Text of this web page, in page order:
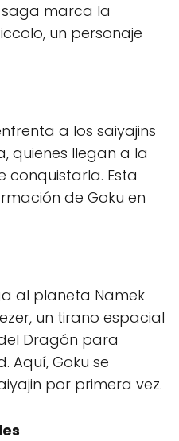
saga marca la
un personaje
a los saiyajins
quienes llegan a la
conquistarla. Esta
de Goku en
al planeta Namek
un tirano espacial
Dragón para
Aquí, Goku se
por primera vez.